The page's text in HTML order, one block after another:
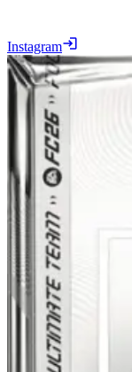
Instagram